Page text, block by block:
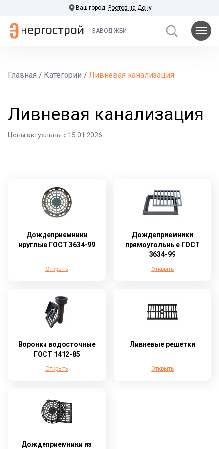
Ваш город: Ростов-на-Дону
ЗАВОД ЖБИ
Главная / Категории / Ливневая канализация
Ливневая канализация
Цены актуальны с 15.01.2026
Дождеприемники
круглые ГОСТ 3634-99
Открыть
Дождеприемники
прямоугольные ГОСТ
3634-99
Открыть
Воронки водосточные
ГОСТ 1412-85
Открыть
Ливневые решетки
Открыть
Дождеприемники из